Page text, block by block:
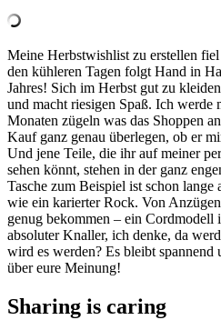
Meine Herbstwishlist zu erstellen
den kühleren Tagen folgt Hand in
Jahres! Sich im Herbst gut zu
und macht riesigen Spaß. Ich werde
Monaten zügeln was das Shoppen
Kauf ganz genau überlegen, ob er
Und jene Teile, die ihr auf meiner
sehen könnt, stehen in der ganz
Tasche zum Beispiel ist schon lange
wie ein karierter Rock. Von
genug bekommen – ein Cordmodell
absoluter Knaller, ich denke, da
wird es werden? Es bleibt
über eure Meinung!
Sharing is caring